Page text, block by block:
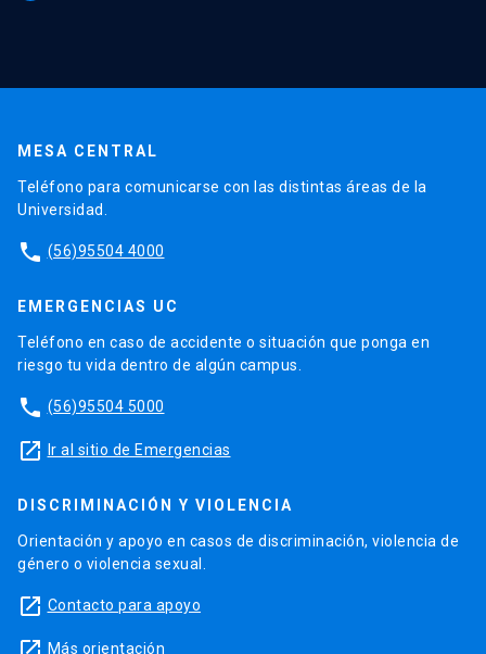
MESA CENTRAL
Teléfono para comunicarse con las distintas áreas de la
Universidad.
phone (56)95504 4000
EMERGENCIAS UC
Teléfono en caso de accidente o situación que ponga en
riesgo tu vida dentro de algún campus.
phone (56)95504 5000
launch Ir al sitio de Emergencias
DISCRIMINACIÓN Y VIOLENCIA
Orientación y apoyo en casos de discriminación, violencia de
género o violencia sexual.
launch Contacto para apoyo
Más orientación